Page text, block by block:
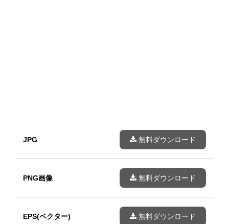
JPG 無料ダウンロード
PNG画像 無料ダウンロード
EPS(ベクター) 無料ダウンロード